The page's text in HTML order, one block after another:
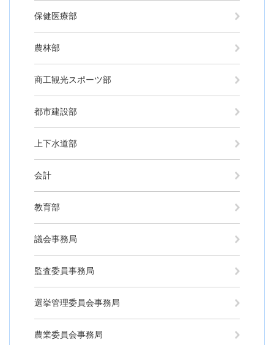
保健医療部
農林部
商工観光スポーツ部
都市建設部
上下水道部
会計
教育部
議会事務局
監査委員事務局
選挙管理委員会事務局
農業委員会事務局